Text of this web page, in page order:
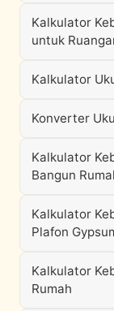
Kalkulator
untuk
Kalkulator
Konverter
Kalkulator
Bangun
Kalkulator
Plafon
Kalkulator
Rumah